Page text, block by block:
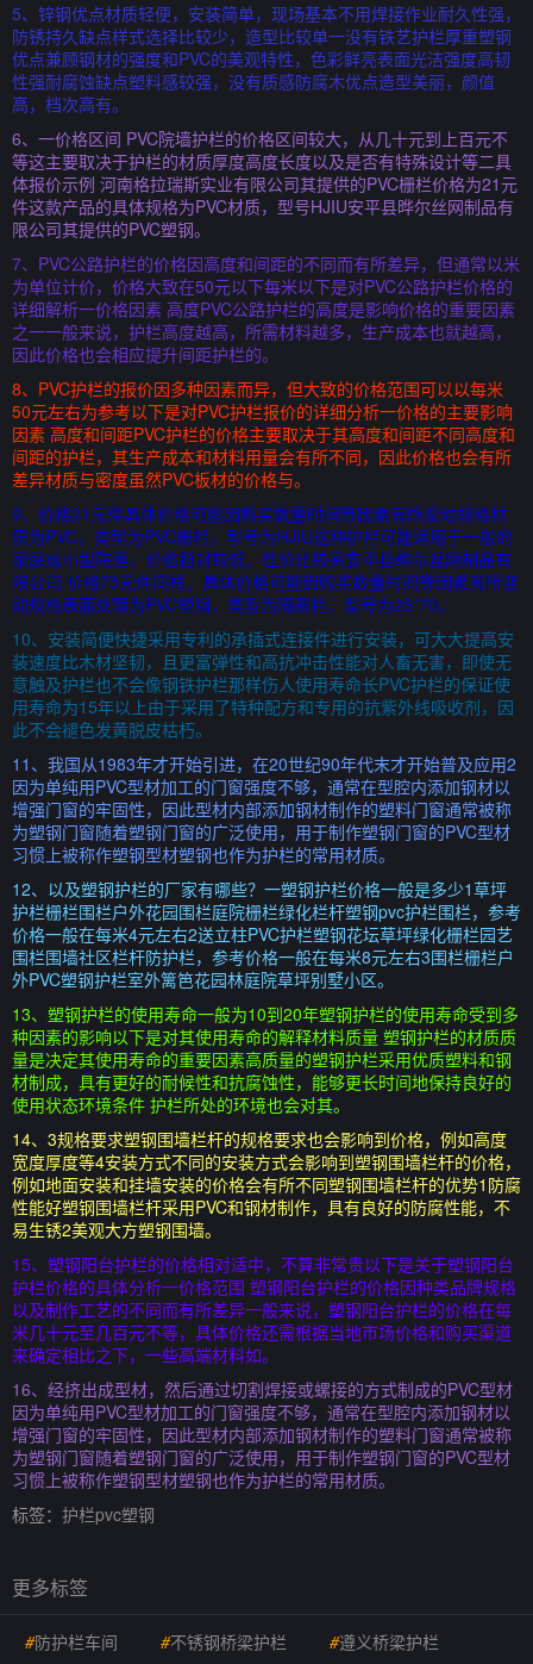
5、锌钢优点材质轻便，安装简单，现场基本不用焊接作业耐久性强，
防锈持久缺点样式选择比较少，造型比较单一没有铁艺护栏厚重塑钢
优点兼顾钢材的强度和PVC的美观特性，色彩鲜亮表面光洁强度高韧
性强耐腐蚀缺点塑料感较强，没有质感防腐木优点造型美丽，颜值
高，档次高有。
6、一价格区间 PVC院墙护栏的价格区间较大，从几十元到上百元不
等这主要取决于护栏的材质厚度高度长度以及是否有特殊设计等二具
体报价示例 河南格拉瑞斯实业有限公司其提供的PVC栅栏价格为21元
件这款产品的具体规格为PVC材质，型号HJIU安平县晔尔丝网制品有
限公司其提供的PVC塑钢。
7、PVC公路护栏的价格因高度和间距的不同而有所差异，但通常以米
为单位计价，价格大致在50元以下每米以下是对PVC公路护栏价格的
详细解析一价格因素 高度PVC公路护栏的高度是影响价格的重要因素
之一一般来说，护栏高度越高，所需材料越多，生产成本也就越高，
因此价格也会相应提升间距护栏的。
8、PVC护栏的报价因多种因素而异，但大致的价格范围可以以每米
50元左右为参考以下是对PVC护栏报价的详细分析一价格的主要影响
因素 高度和间距PVC护栏的价格主要取决于其高度和间距不同高度和
间距的护栏，其生产成本和材料用量会有所不同，因此价格也会有所
差异材质与密度虽然PVC板材的价格与。
9、价格21元件具体价格可能因购买数量时间等因素有所变动规格材
质为PVC，类型为PVC栅栏，型号为HJIU这种护栏可能适用于一般的
家庭或小型院落，价格相对较低，性价比较高安平县晔尔丝网制品有
限公司 价格75元件同样，具体价格可能因购买数量时间等因素有所变
动规格表面处理为PVC塑钢，类型为隔离栏，型号为25*70。
10、安装简便快捷采用专利的承插式连接件进行安装，可大大提高安
装速度比木材坚韧，且更富弹性和高抗冲击性能对人畜无害，即使无
意触及护栏也不会像钢铁护栏那样伤人使用寿命长PVC护栏的保证使
用寿命为15年以上由于采用了特种配方和专用的抗紫外线吸收剂，因
此不会褪色发黄脱皮枯朽。
11、我国从1983年才开始引进，在20世纪90年代末才开始普及应用2
因为单纯用PVC型材加工的门窗强度不够，通常在型腔内添加钢材以
增强门窗的牢固性，因此型材内部添加钢材制作的塑料门窗通常被称
为塑钢门窗随着塑钢门窗的广泛使用，用于制作塑钢门窗的PVC型材
习惯上被称作塑钢型材塑钢也作为护栏的常用材质。
12、以及塑钢护栏的厂家有哪些？一塑钢护栏价格一般是多少1草坪
护栏栅栏围栏户外花园围栏庭院栅栏绿化栏杆塑钢pvc护栏围栏，参考
价格一般在每米4元左右2送立柱PVC护栏塑钢花坛草坪绿化栅栏园艺
围栏围墙社区栏杆防护栏，参考价格一般在每米8元左右3围栏栅栏户
外PVC塑钢护栏室外篱笆花园林庭院草坪别墅小区。
13、塑钢护栏的使用寿命一般为10到20年塑钢护栏的使用寿命受到多
种因素的影响以下是对其使用寿命的解释材料质量 塑钢护栏的材质质
量是决定其使用寿命的重要因素高质量的塑钢护栏采用优质塑料和钢
材制成，具有更好的耐候性和抗腐蚀性，能够更长时间地保持良好的
使用状态环境条件 护栏所处的环境也会对其。
14、3规格要求塑钢围墙栏杆的规格要求也会影响到价格，例如高度
宽度厚度等4安装方式不同的安装方式会影响到塑钢围墙栏杆的价格，
例如地面安装和挂墙安装的价格会有所不同塑钢围墙栏杆的优势1防腐
性能好塑钢围墙栏杆采用PVC和钢材制作，具有良好的防腐性能，不
易生锈2美观大方塑钢围墙。
15、塑钢阳台护栏的价格相对适中，不算非常贵以下是关于塑钢阳台
护栏价格的具体分析一价格范围 塑钢阳台护栏的价格因种类品牌规格
以及制作工艺的不同而有所差异一般来说，塑钢阳台护栏的价格在每
米几十元至几百元不等，具体价格还需根据当地市场价格和购买渠道
来确定相比之下，一些高端材料如。
16、经挤出成型材，然后通过切割焊接或螺接的方式制成的PVC型材
因为单纯用PVC型材加工的门窗强度不够，通常在型腔内添加钢材以
增强门窗的牢固性，因此型材内部添加钢材制作的塑料门窗通常被称
为塑钢门窗随着塑钢门窗的广泛使用，用于制作塑钢门窗的PVC型材
习惯上被称作塑钢型材塑钢也作为护栏的常用材质。
标签： 护栏pvc塑钢
更多标签
#防护栏车间 #不锈钢桥梁护栏 #遵义桥梁护栏